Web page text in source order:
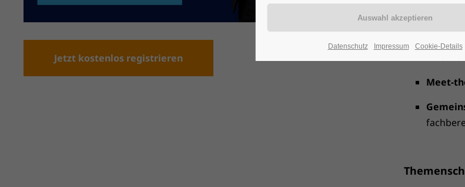
Jetzt kostenlos registrieren
Live-
Meet-
Datenschutz Impressum Cookie-Details